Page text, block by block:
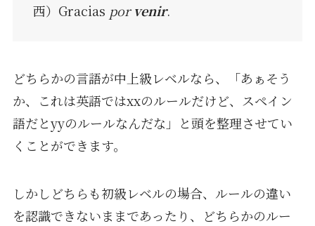
西）Gracias porvenir.
どちらかの言語が中上級レベルなら、「あぁそう
か、これは英語ではxxのルールだけど、スペイン
語だとyyのルールなんだな」と頭を整理させてい
くことができます。
しかしどちらも初級レベルの場合、ルールの違い
を認識できないままであったり、どちらかのルー